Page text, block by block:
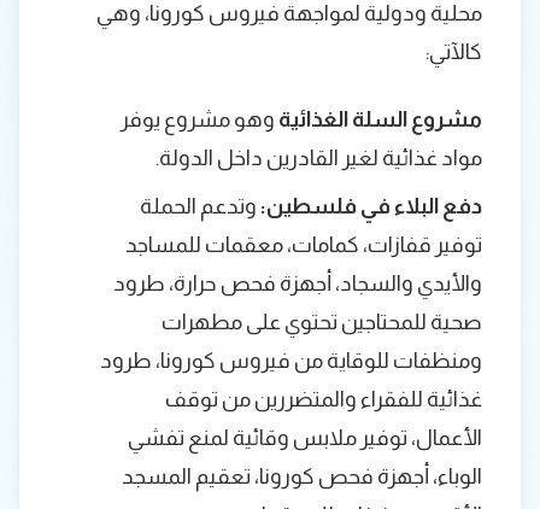
محلية ودولية لمواجهة فيروس كورونا، وهي
كالآتي:
مشروع السلة الغذائية وهو مشروع يوفر
مواد غذائية لغير القادرين داخل الدولة.
دفع البلاء في فلسطين: وتدعم الحملة
توفير قفازات، كمامات، معقمات للمساجد
والأيدي والسجاد، أجهزة فحص حرارة، طرود
صحية للمحتاجين تحتوي على مطهرات
ومنظفات للوقاية من فيروس كورونا، طرود
غذائية للفقراء والمتضررين من توقف
الأعمال، توفير ملابس وقائية لمنع تفشي
الوباء، أجهزة فحص كورونا، تعقيم المسجد